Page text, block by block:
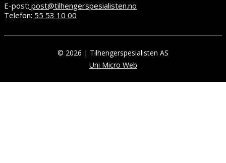
E-post: post@tilhengerspesialisten.no
Telefon: 55 53 10 00
© 2026 | Tilhengerspesialisten AS
Uni Micro Web